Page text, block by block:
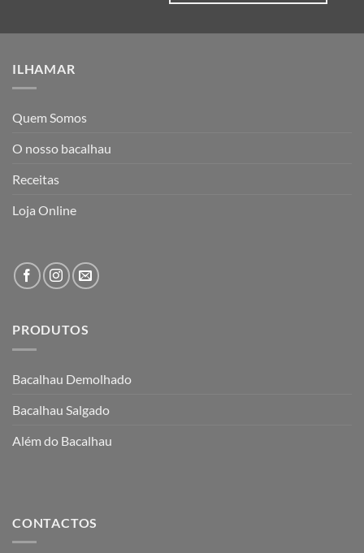
ILHAMAR
Quem Somos
O nosso bacalhau
Receitas
Loja Online
PRODUTOS
Bacalhau Demolhado
Bacalhau Salgado
Além do Bacalhau
CONTACTOS